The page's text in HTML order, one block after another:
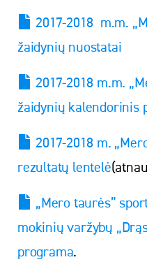
2017-2018 m.m.
žaidynių nuostatai
2017-2018 m.m.
žaidynių kalendorinis
2017-2018 m.
rezultatų lentelė
„Mero taurės”
mokinių varžybų
programa.